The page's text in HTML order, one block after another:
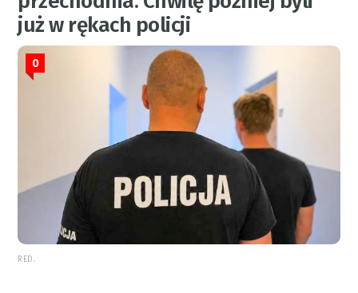
już w rękach policji
0
RED.